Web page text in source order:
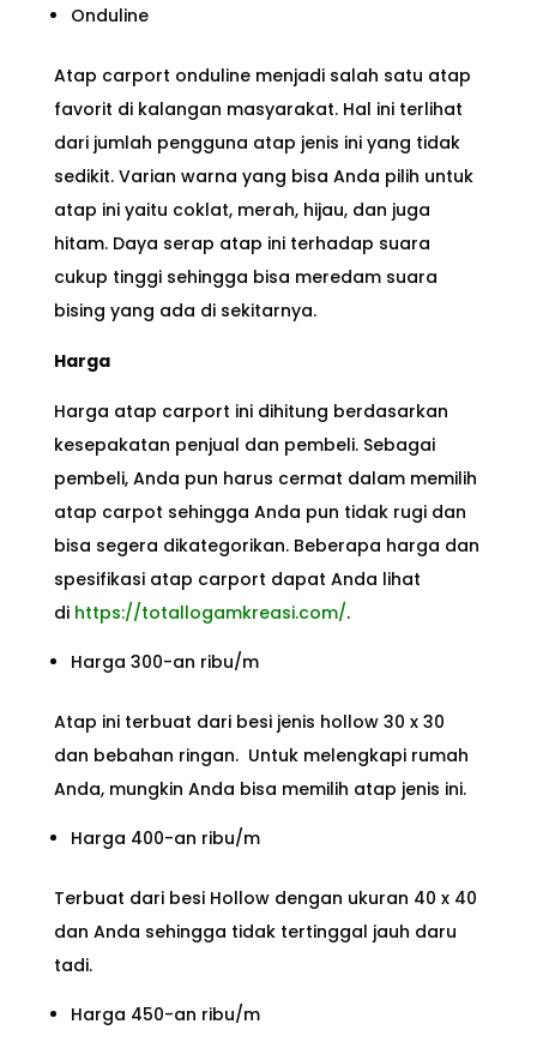
Onduline
Atap carport onduline menjadi salah satu atap
favorit di kalangan masyarakat. Hal ini terlihat
dari jumlah pengguna atap jenis ini yang tidak
sedikit. Varian warna yang bisa Anda pilih untuk
atap ini yaitu coklat, merah, hijau, dan juga
hitam. Daya serap atap ini terhadap suara
cukup tinggi sehingga bisa meredam suara
bising yang ada di sekitarnya.
Harga
Harga atap carport ini dihitung berdasarkan
kesepakatan penjual dan pembeli. Sebagai
pembeli, Anda pun harus cermat dalam memilih
atap carpot sehingga Anda pun tidak rugi dan
bisa segera dikategorikan. Beberapa harga dan
spesifikasi atap carport dapat Anda lihat
di https://totallogamkreasi.com/.
Harga 300-an ribu/m
Atap ini terbuat dari besi jenis hollow 30 x 30
dan bebahan ringan. Untuk melengkapi rumah
Anda, mungkin Anda bisa memilih atap jenis ini.
Harga 400-an ribu/m
Terbuat dari besi Hollow dengan ukuran 40 x 40
dan Anda sehingga tidak tertinggal jauh daru
tadi.
Harga 450-an ribu/m